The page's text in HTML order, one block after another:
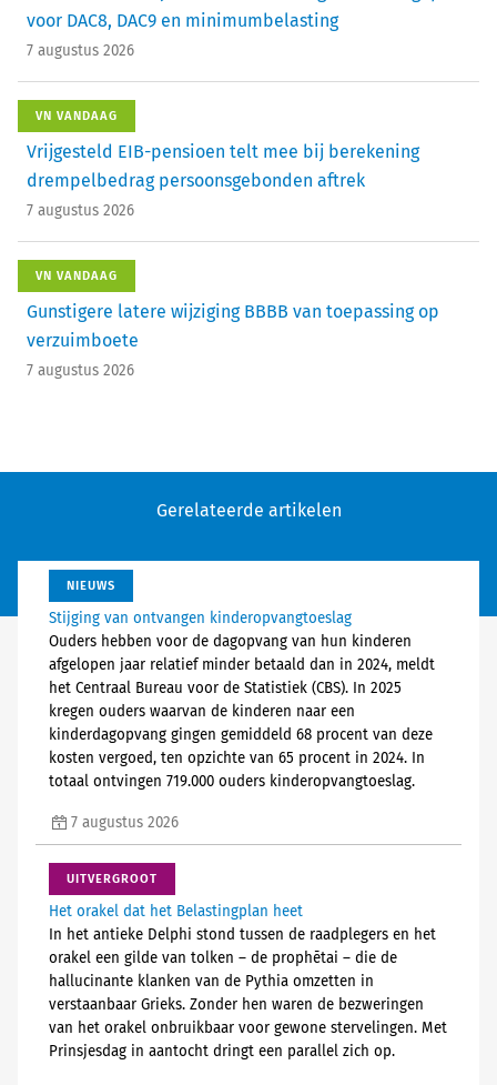
voor DAC8, DAC9 en minimumbelasting
7 augustus 2026
VN VANDAAG
Vrijgesteld EIB-pensioen telt mee bij berekening
drempelbedrag persoonsgebonden aftrek
7 augustus 2026
VN VANDAAG
Gunstigere latere wijziging BBBB van toepassing op
verzuimboete
7 augustus 2026
Gerelateerde artikelen
NIEUWS
Stijging van ontvangen kinderopvangtoeslag
Ouders hebben voor de dagopvang van hun kinderen
afgelopen jaar relatief minder betaald dan in 2024, meldt
het Centraal Bureau voor de Statistiek (CBS). In 2025
kregen ouders waarvan de kinderen naar een
kinderdagopvang gingen gemiddeld 68 procent van deze
kosten vergoed, ten opzichte van 65 procent in 2024. In
totaal ontvingen 719.000 ouders kinderopvangtoeslag.
7 augustus 2026
UITVERGROOT
Het orakel dat het Belastingplan heet
In het antieke Delphi stond tussen de raadplegers en het
orakel een gilde van tolken – de prophētai – die de
hallucinante klanken van de Pythia omzetten in
verstaanbaar Grieks. Zonder hen waren de bezweringen
van het orakel onbruikbaar voor gewone stervelingen. Met
Prinsjesdag in aantocht dringt een parallel zich op.